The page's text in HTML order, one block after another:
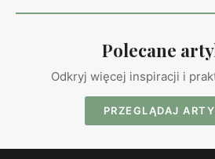
Polecane
Odkryj więcej inspiracji i
PRZEGLĄDAJ